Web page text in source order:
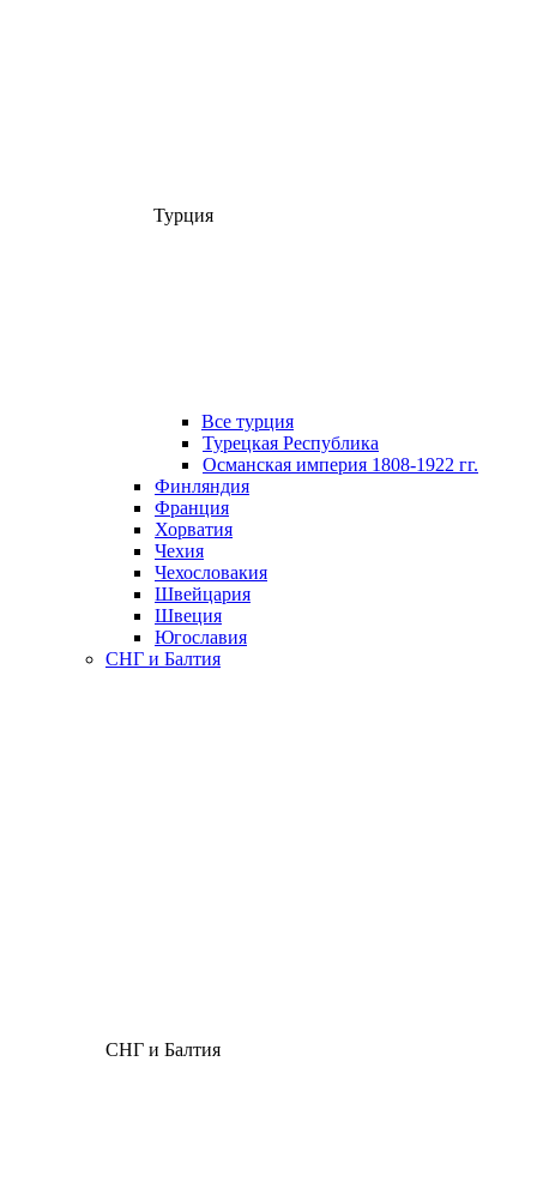
Турция
Все турция
Турецкая Республика
Османская империя 1808-1922 гг.
Финляндия
Франция
Хорватия
Чехия
Чехословакия
Швейцария
Швеция
Югославия
СНГ и Балтия
СНГ и Балтия